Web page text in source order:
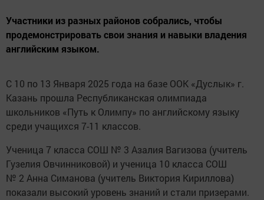
Участники из разных районов собрались, чтобы
продемонстрировать свои знания и навыки владения
английским языком.
С 10 по 13 Января 2025 года на базе ООК «Дуслык» г.
Казань прошла Республиканская олимпиада
школьников «Путь к Олимпу» по английскому языку
среди учащихся 7-11 классов.
Ученица 7 класса СОШ № 3 Азалия Вагизова (учитель
Гузелия Овчинниковой) и ученица 10 класса СОШ
№ 2 Анна Симанова (учитель Виктория Кириллова)
показали высокий уровень знаний и стали призерами.